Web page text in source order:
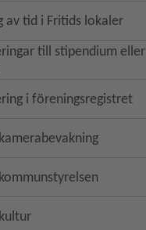
av tid i Fritids lokaler
till stipendium eller
i föreningsregistret